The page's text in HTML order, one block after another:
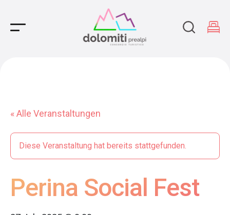
Main Navigation
« Alle Veranstaltungen
Diese Veranstaltung hat bereits stattgefunden.
Perina Social Fest